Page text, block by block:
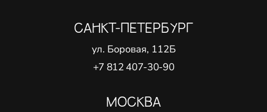
САНКТ-ПЕТЕРБУРГ
ул. Боровая, 112Б
+7 812 407-30-90
МОСКВА